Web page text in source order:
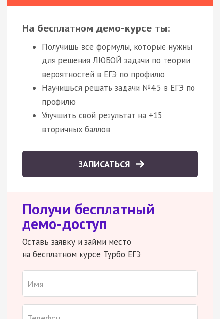
На бесплатном демо-курсе ты:
Получишь все формулы, которые нужны
для решения ЛЮБОЙ задачи по теории
вероятностей в ЕГЭ по профилю
Научишься решать задачи №4.5 в ЕГЭ по
профилю
Улучшить свой результат на +15
вторичных баллов
ЗАПИСАТЬСЯ
Получи бесплатный
демо-доступ
Оставь заявку и займи место
на бесплатном курсе Турбо ЕГЭ